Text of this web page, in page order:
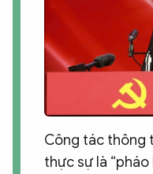
Công tác thông
thực sự là